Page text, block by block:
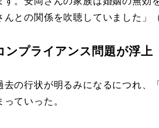
んとの関係を吹聴していました」
ンプライアンス問題が浮上
の行状が明るみになるにつれ、
っていった。